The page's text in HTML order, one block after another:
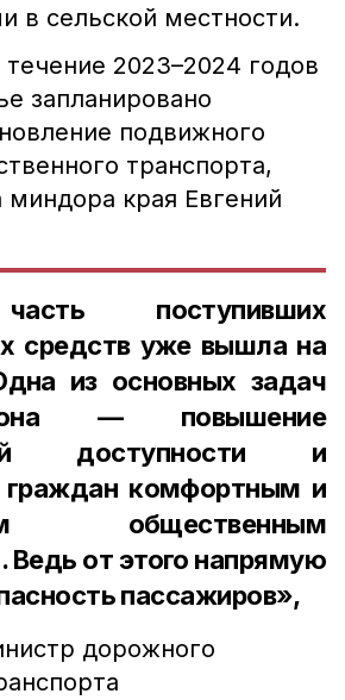
в сельской местности.
2023–2024 годов
запланировано
подвижного
транспорта,
миндора края Евгений
поступивших
средств уже вышла на
из основных задач
— повышение
доступности и
граждан комфортным и
общественным
Ведь от этого напрямую
пассажиров»,
дорожного